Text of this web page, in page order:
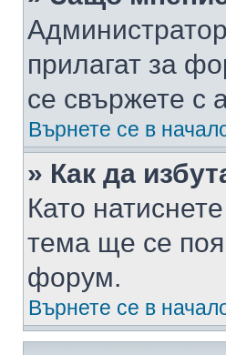
прилагат за
се свържете с
Върнете се в
» Как да
Като
тема ще се
форум.
Върнете се в